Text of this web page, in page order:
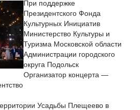
При поддержке
Президентского Фонда
Культурных Инициатив
Министерство Культуры и
Туризма Московской области
Администрации городского
округа Подольск
Организатор концерта —
Усадьбы Плещеево в